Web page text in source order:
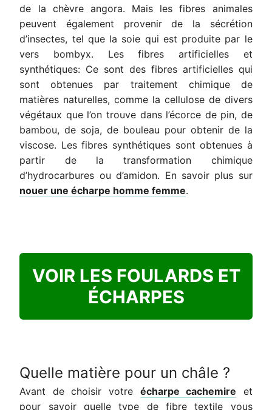
de la chèvre angora. Mais les fibres animales
peuvent également provenir de la sécrétion
d’insectes, tel que la soie qui est produite par le
vers bombyx. Les fibres artificielles et
synthétiques: Ce sont des fibres artificielles qui
sont obtenues par traitement chimique de
matières naturelles, comme la cellulose de divers
végétaux que l’on trouve dans l’écorce de pin, de
bambou, de soja, de bouleau pour obtenir de la
viscose. Les fibres synthétiques sont obtenues à
partir de la transformation chimique
d’hydrocarbures ou d’amidon. En savoir plus sur
nouer une écharpe homme femme.
VOIR LES FOULARDS ET
ÉCHARPES
Quelle matière pour un châle ?
Avant de choisir votre écharpe cachemire et
pour savoir quelle type de fibre textile vous